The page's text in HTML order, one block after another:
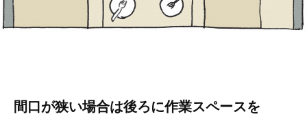
間口が狭い場合は後ろに作業スペースを